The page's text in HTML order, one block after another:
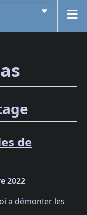
de
2022
a démonter les